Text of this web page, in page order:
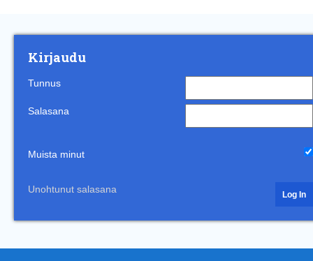
Kirjaudu
Tunnus
Salasana
Muista minut
Unohtunut salasana